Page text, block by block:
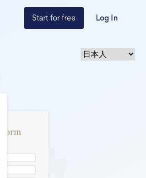
Start for free Log In